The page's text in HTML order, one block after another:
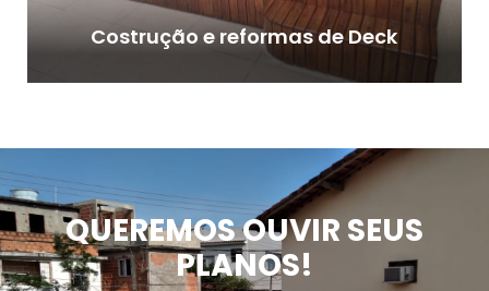
Costrução e reformas de Deck
QUEREMOS OUVIR SEUS
PLANOS!